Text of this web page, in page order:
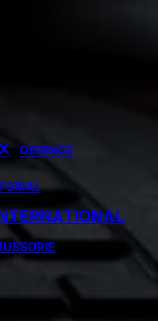
DEFENCE